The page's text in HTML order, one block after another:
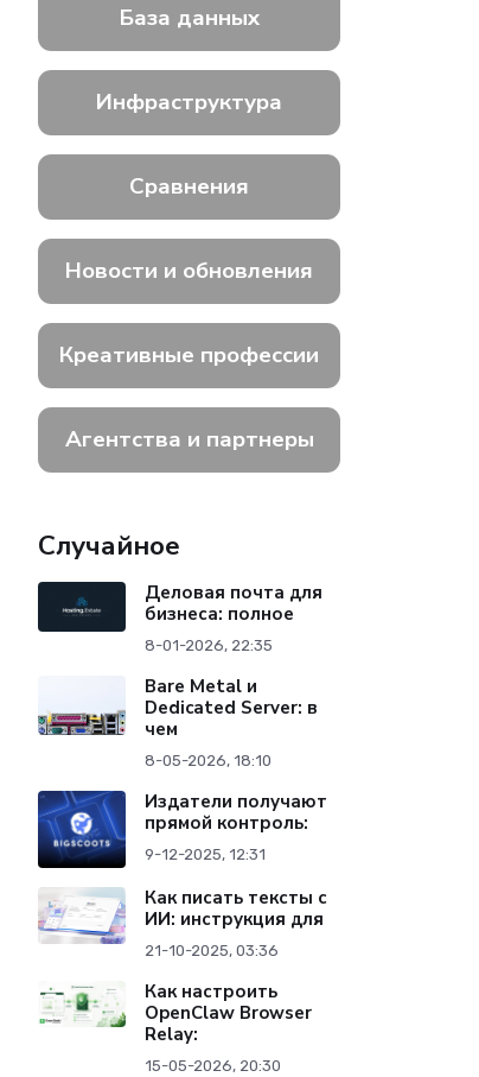
База данных
Инфраструктура
Сравнения
Новости и обновления
Креативные профессии
Агентства и партнеры
Случайное
Деловая почта для
бизнеса: полное
8-01-2026, 22:35
Bare Metal и
Dedicated Server: в
чем
8-05-2026, 18:10
Издатели получают
прямой контроль:
9-12-2025, 12:31
Как писать тексты с
ИИ: инструкция для
21-10-2025, 03:36
Как настроить
OpenClaw Browser
Relay:
15-05-2026, 20:30